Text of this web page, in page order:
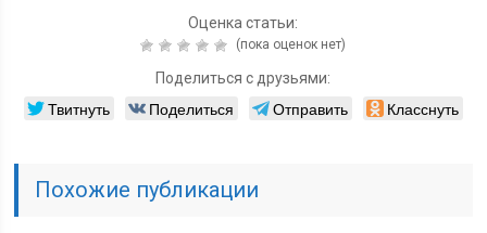
Оценка статьи:
(пока оценок нет)
Поделиться с друзьями:
Твитнуть Поделиться Отправить Класснуть
Похожие публикации